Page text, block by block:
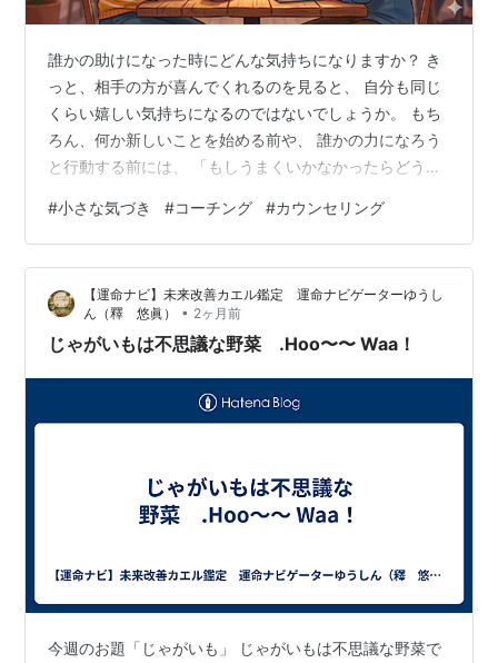
誰かの助けになった時にどんな気持ちになりますか？ き
っと、相手の方が喜んでくれるのを見ると、 自分も同じ
くらい嬉しい気持ちになるのではないでしょうか。 もち
ろん、何か新しいことを始める前や、 誰かの力になろう
と行動する前には、 「もしうまくいかなかったらどうし
の経験を振り返ると、 そうした心配のほとんどは杞憂に
終わることが多いように感じています。 「お役立ち」が
もたらす相互の幸福 誰かの役に立てた時、 相手の笑顔を
見ると本当にうれしくなりますよね。 困っていた人が楽
になったり、 一歩前に進む手助けができたりすると、
「ああ、自分も貢献できたん…
#小さな気づき #コーチング #カウンセリング
【運命ナビ】未来改善カエル鑑定 運命ナビゲーターゆうし
ん（釋 悠眞）
• 2ヶ月前
じゃがいもは不思議な野菜 .Hoo〜〜 Waa！
今週のお題「じゃがいも」 じゃがいもは不思議な野菜で